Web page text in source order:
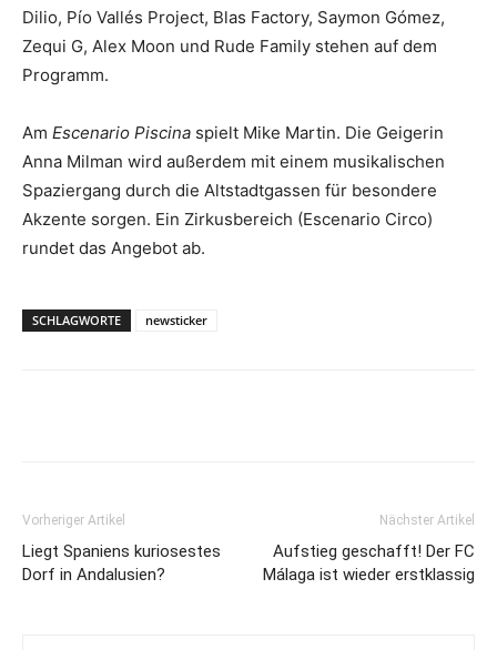
Dilio, Pío Vallés Project, Blas Factory, Saymon Gómez,
Zequi G, Alex Moon und Rude Family stehen auf dem
Programm.
Am Escenario Piscina spielt Mike Martin. Die Geigerin
Anna Milman wird außerdem mit einem musikalischen
Spaziergang durch die Altstadtgassen für besondere
Akzente sorgen. Ein Zirkusbereich (Escenario Circo)
rundet das Angebot ab.
SCHLAGWORTE newsticker
Vorheriger Artikel
Liegt Spaniens kuriosestes
Dorf in Andalusien?
Nächster Artikel
Aufstieg geschafft! Der FC
Málaga ist wieder erstklassig